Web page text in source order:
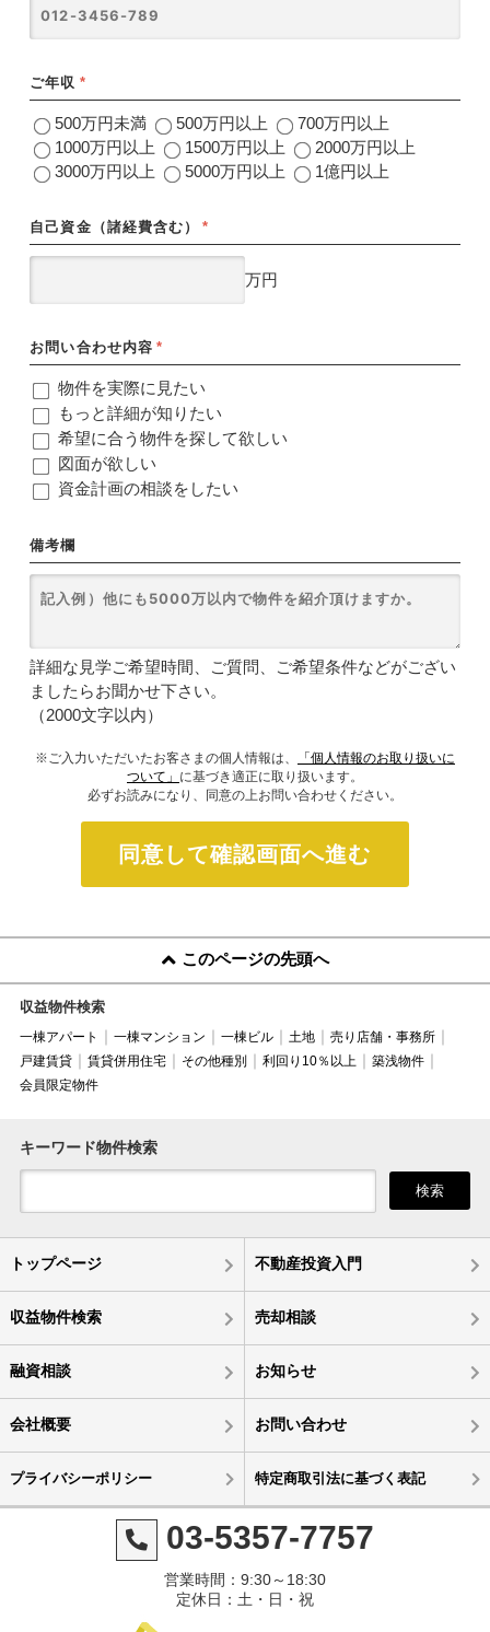
ご年収 *
500万円未満 500万円以上
700万円以上
1000万円以上
1500万円以上
2000万円以上
3000万円以上
5000万円以上 1億円以上
自己資金（諸経費含む） *
万円
お問い合わせ内容 *
物件を実際に見たい
もっと詳細が知りたい
希望に合う物件を探して欲しい
図面が欲しい
資金計画の相談をしたい
備考欄
詳細な見学ご希望時間、ご質問、ご希望条件などがござい
ましたらお聞かせ下さい。
（2000文字以内）
※ご入力いただいたお客さまの個人情報は、
「個人情報のお取り扱いに
ついて」 に基づき適正に取り扱います。
必ずお読みになり、同意の上お問い合わせください。
同意して確認画面へ進む
このページの先頭へ
収益物件検索
一棟アパート 一棟マンション 一棟ビル 土地
売り店舗・事務所
戸建賃貸
賃貸併用住宅 その他種別 利回り10％以上
築浅物件
会員限定物件
キーワード物件検索
検索
トップページ 不動産投資入門
収益物件検索 売却相談
融資相談 お知らせ
会社概要 お問い合わせ
プライバシーポリシー 特定商取引法に基づく表記
03-5357-7757
営業時間：9:30～18:30
定休日：土・日・祝